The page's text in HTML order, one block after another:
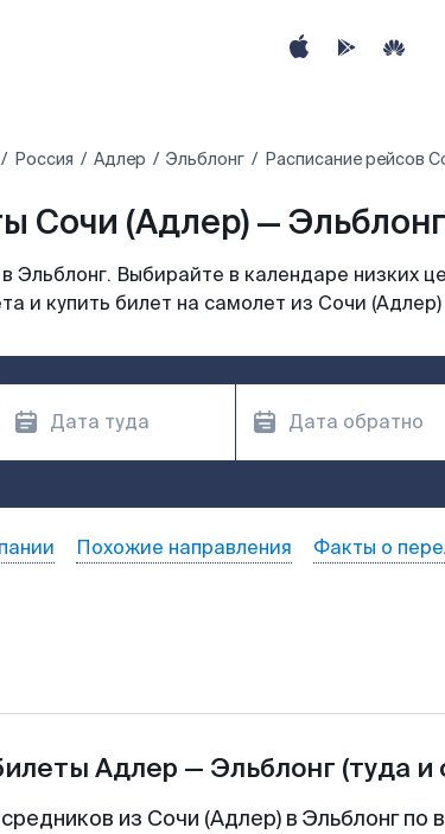
Россия Адлер Эльблонг Расписание рейсов
Сочи (Адлер) — Эльблонг
Эльблонг. Выбирайте в календаре низких
и купить билет на самолет из Сочи
Похожие направления Факты о
Адлер — Эльблонг (туда и
из Сочи (Адлер) в Эльблонг по